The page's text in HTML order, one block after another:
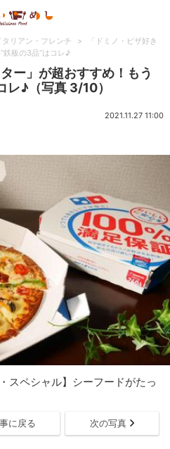
リアン・フレンチ >
「ドミノ・ピザ好き
鉄板の3品”はコレ♪
ー」が超おすすめ！もう
レ♪（写真 3/10）
2021.11.27 11:00
スペシャル】シーフードがたっ
に戻る 次の写真